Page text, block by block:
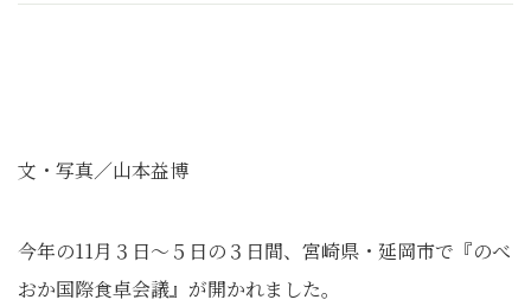
文・写真／山本益博
今年の11月３日～５日の３日間、宮崎県・延岡市で『のべ
おか国際食卓会議』が開かれました。